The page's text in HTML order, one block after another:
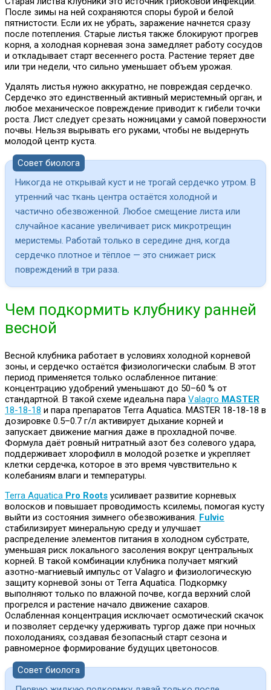
После зимы на ней сохраняются споры бурой и белой
пятнистости. Если их не убрать, заражение начнется сразу
после потепления. Старые листья также блокируют прогрев
корня, а холодная корневая зона замедляет работу сосудов
и откладывает старт весеннего роста. Растение теряет две
или три недели, что сильно уменьшает объем урожая.
Удалять листья нужно аккуратно, не повреждая сердечко.
Сердечко это единственный активный меристемный орган, и
любое механическое повреждение приводит к гибели точки
роста. Лист следует срезать ножницами у самой поверхности
почвы. Нельзя вырывать его руками, чтобы не выдернуть
молодой центр куста.
Совет биолога
Никогда не открывай куст и не трогай сердечко утром. В
утренний час ткань центра остаётся холодной и
частично обезвоженной. Любое смещение листа или
случайное касание увеличивает риск микротрещин
меристемы. Работай только в середине дня, когда
сердечко плотное и тёплое — это снижает риск
повреждений в три раза.
Чем подкормить клубнику ранней
весной
Весной клубника работает в условиях холодной корневой
зоны, и сердечко остаётся физиологически слабым. В этот
период применяется только ослабленное питание:
концентрацию удобрений уменьшают до 50–60 % от
стандартной. В такой схеме идеальна пара Valagro MASTER
18-18-18 и пара препаратов Terra Aquatica. MASTER 18-18-18 в
дозировке 0.5–0.7 г/л активирует дыхание корней и
запускает движение магния даже в прохладной почве.
Формула даёт ровный нитратный азот без солевого удара,
поддерживает хлорофилл в молодой розетке и укрепляет
клетки сердечка, которое в это время чувствительно к
колебаниям влаги и температуры.
Terra Aquatica Pro Roots усиливает развитие корневых
волосков и повышает проводимость ксилемы, помогая кусту
выйти из состояния зимнего обезвоживания. Fulvic
стабилизирует минеральную среду и улучшает
распределение элементов питания в холодном субстрате,
уменьшая риск локального засоления вокруг центральных
корней. В такой комбинации клубника получает мягкий
азотно-магниевый импульс от Valagro и физиологическую
защиту корневой зоны от Terra Aquatica. Подкормку
выполняют только по влажной почве, когда верхний слой
прогрелся и растение начало движение сахаров.
Ослабленная концентрация исключает осмотический скачок
и позволяет сердечку удерживать тургор даже при ночных
похолоданиях, создавая безопасный старт сезона и
равномерное формирование будущих цветоносов.
Совет биолога